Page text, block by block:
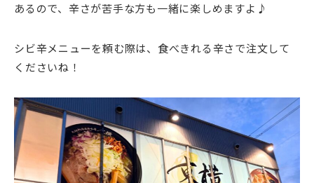
あるので、辛さが苦手な方も一緒に楽しめますよ♪
シビ辛メニューを頼む際は、食べきれる辛さで注文して
くださいね！